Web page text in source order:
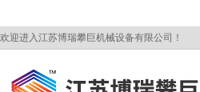
欢迎进入江苏博瑞攀巨机械设备有限公司！